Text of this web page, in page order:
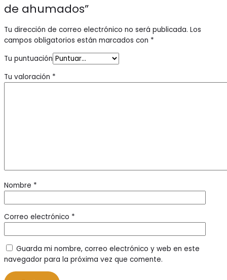
de ahumados”
Tu dirección de correo electrónico no será publicada. Los
campos obligatorios están marcados con *
Tu puntuación
Tu valoración *
Nombre *
Correo electrónico *
Guarda mi nombre, correo electrónico y web en este
navegador para la próxima vez que comente.